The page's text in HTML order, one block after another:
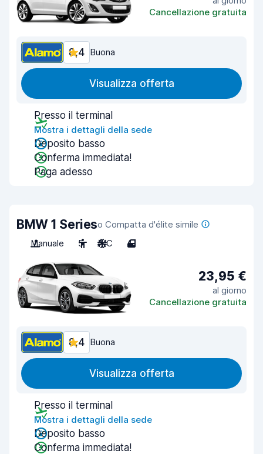
Cancellazione gratuita
8,4 Buona
Visualizza offerta
Presso il terminal
Mostra i dettagli della sede
Deposito basso
Conferma immediata!
Paga adesso
BMW 1 Serieso Compatta d'élite simile
Manuale
5 A/C 4
23,95 €
al giorno
Cancellazione gratuita
8,4 Buona
Visualizza offerta
Presso il terminal
Mostra i dettagli della sede
Deposito basso
Conferma immediata!